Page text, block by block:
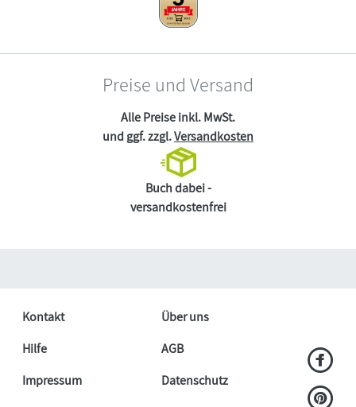
Preise und Versand
Alle Preise inkl. MwSt.
und ggf. zzgl.Versandkosten
Buch dabei -
versandkostenfrei
Kontakt
Über uns
Hilfe
AGB
Impressum
Datenschutz